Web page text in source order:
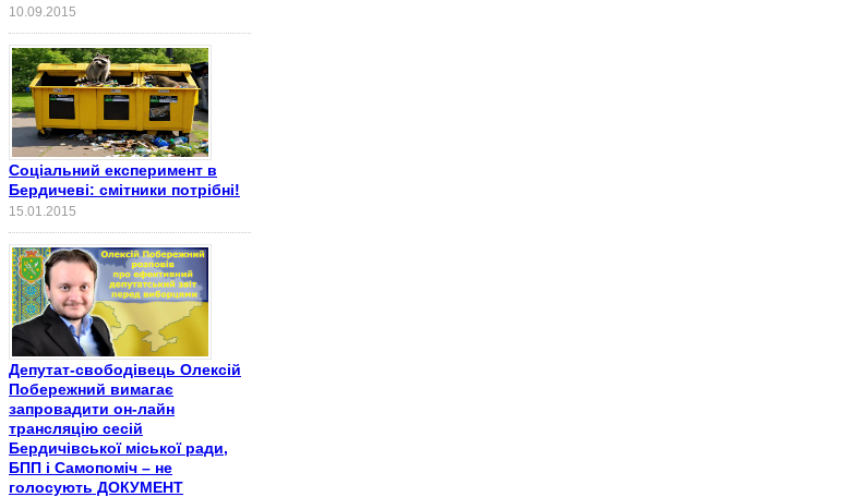
10.09.2015
Соціальний експеримент в
Бердичеві: смітники потрібні!
15.01.2015
Депутат-свободівець Олексій
Побережний вимагає
запровадити он-лайн
трансляцію сесій
Бердичівської міської ради,
БПП і Самопоміч – не
голосують ДОКУМЕНТ